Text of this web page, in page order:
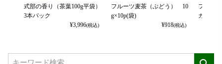
式部の香り（茶葉100g平袋）
3本パック
¥3,996(税込)
フルーツ麦茶（ぶどう） 10
g×10p(袋)
¥918(税込)
フルー
カット